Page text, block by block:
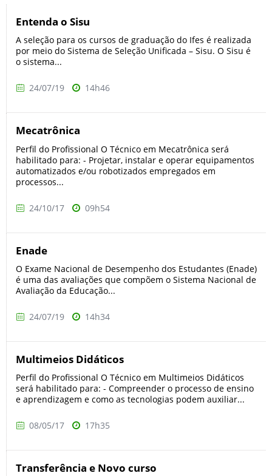
Entenda o Sisu
A seleção para os cursos de graduação do Ifes é realizada
por meio do Sistema de Seleção Unificada – Sisu. O Sisu é
o sistema...
24/07/19 14h46
Mecatrônica
Perfil do Profissional O Técnico em Mecatrônica será
habilitado para: - Projetar, instalar e operar equipamentos
automatizados e/ou robotizados empregados em
processos...
24/10/17 09h54
Enade
O Exame Nacional de Desempenho dos Estudantes (Enade)
é uma das avaliações que compõem o Sistema Nacional de
Avaliação da Educação...
24/07/19 14h34
Multimeios Didáticos
Perfil do Profissional O Técnico em Multimeios Didáticos
será habilitado para: - Compreender o processo de ensino
e aprendizagem e como as tecnologias podem auxiliar...
08/05/17 17h35
Transferência e Novo curso